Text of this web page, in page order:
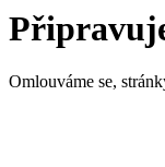
Omlouváme se,